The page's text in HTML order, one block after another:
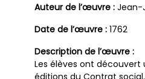
Auteur de l’œuvre : Jean-
Date de l’œuvre : 1762
Description de l’œuvre :
Les élèves ont découvert
éditions du Contrat